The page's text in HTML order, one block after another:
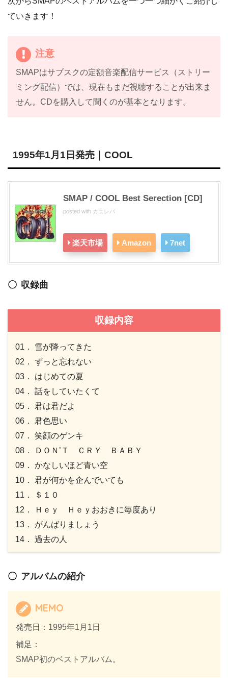
ていきます！
注意
SMAPはサブスクの定額音楽配信サービス（ストリー
ミング配信）では、現在もまだ視聴することが出来ま
せん。CDを購入して聞くのが基本となります。
1995年1月1日発売｜COOL
SMAP / COOL Best Serection [CD]
posted with カエレバ
楽天市場 Amazon 7net
収録曲
収録内容
01． 雪が降ってきた
02． ずっと忘れない
03． はじめての夏
04． 話をしていたくて
05． 君は君だよ
06． 君色思い
07． 笑顔のゲンキ
08． ＤＯＮ’Ｔ ＣＲＹ ＢＡＢＹ
09． かなしいほど青い空
10． 君が何かを企んでいても
11． ＄１０
12． Ｈｅｙ Ｈｅｙおおきに毎度あり
13． がんばりましょう
14． 過去の人
アルバムの紹介
MEMO
発売日：1995年1月1日
補足：
SMAP初のベストアルバム。